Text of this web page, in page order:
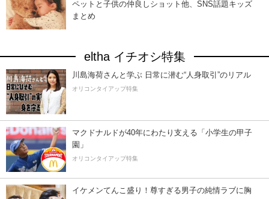
ペットと子供の仲良しショット他、SNS話題キッズ
まとめ
eltha イチオシ特集
川島海荷さんと学ぶ 日常に潜む“人身取引”のリアル
オリコンタイアップ特集
マクドナルドが40年にわたり支える「小学生の甲子
園」
オリコンタイアップ特集
イケメンてんこ盛り！尊すぎる男子の純情ラブに胸